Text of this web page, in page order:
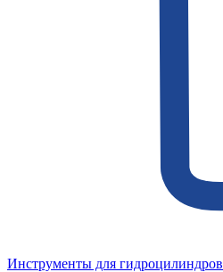
Инструменты для гидроцилиндров